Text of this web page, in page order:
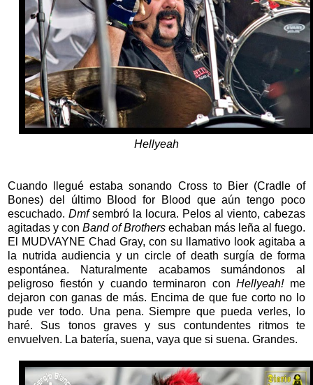
Hellyeah
Cuando llegué estaba sonando Cross to Bier (Cradle of
Bones) del último Blood for Blood que aún tengo poco
escuchado. Dmfsembró la locura. Pelos al viento, cabezas
agitadas y con Band of Brothers echaban más leña al fuego.
El MUDVAYNE Chad Gray, con su llamativo look agitaba a
la nutrida audiencia y un circle of death surgía de forma
espontánea. Naturalmente acabamos sumándonos al
peligroso fiestón y cuando terminaron conHellyeah!me
dejaron con ganas de más. Encima de que fue corto no lo
pude ver todo. Una pena. Siempre que pueda verles, lo
haré. Sus tonos graves y sus contundentes ritmos te
envuelven. La batería, suena, vaya que si suena. Grandes.